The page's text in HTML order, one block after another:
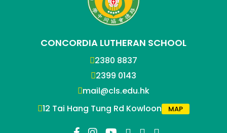
CONCORDIA LUTHERAN SCHOOL
2380 8837
2399 0143
mail@cls.edu.hk
12 Tai Hang Tung Rd Kowloon
MAP